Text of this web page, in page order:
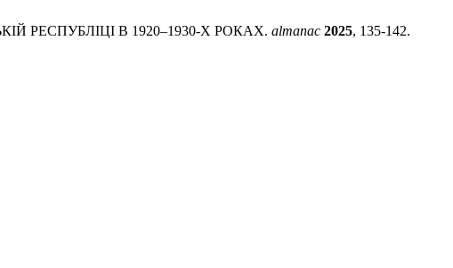
РЕСПУБЛІЦІ В 1920–1930-Х РОКАХ. almanac 2025, 135-142.